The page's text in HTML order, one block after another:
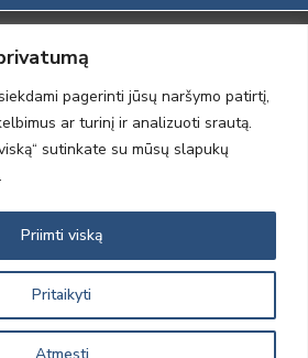
pagerinti jūsų naršymo patirtį,
ar turinį ir analizuoti srautą.
sutinkate su mūsų slapukų
Pritaikyti
Atmesti
Priimti viską
Lietuvos Respublikos, Europos
finansinių mechanizmų iš dalies
veiklos sustiprinimas ir įvaizdžio
į aplinkosauginių tyrimų veiklą“
2004-LT0008-NVO-1EEE/NOR-02-
Draugija © 2014, Visos teisės saugomos